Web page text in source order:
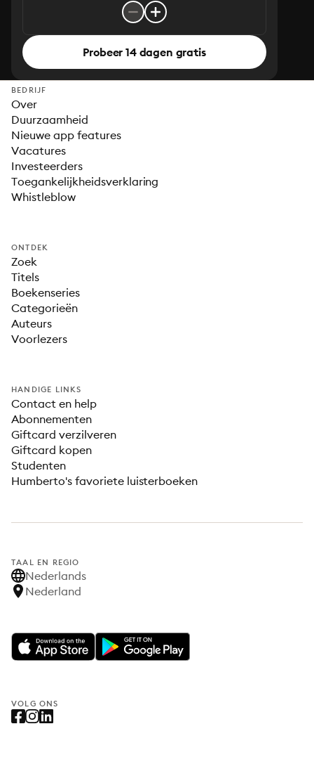
Probeer 14 dagen gratis
BEDRIJF
Over
Duurzaamheid
Nieuwe app features
Vacatures
Investeerders
Toegankelijkheidsverklaring
Whistleblow
ONTDEK
Zoek
Titels
Boekenseries
Categorieën
Auteurs
Voorlezers
HANDIGE LINKS
Contact en help
Abonnementen
Giftcard verzilveren
Giftcard kopen
Studenten
Humberto's favoriete luisterboeken
TAAL EN REGIO
Nederlands
Nederland
VOLG ONS